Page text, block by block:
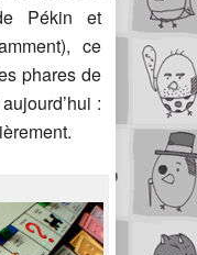
Pékin et
ce
phares de
: